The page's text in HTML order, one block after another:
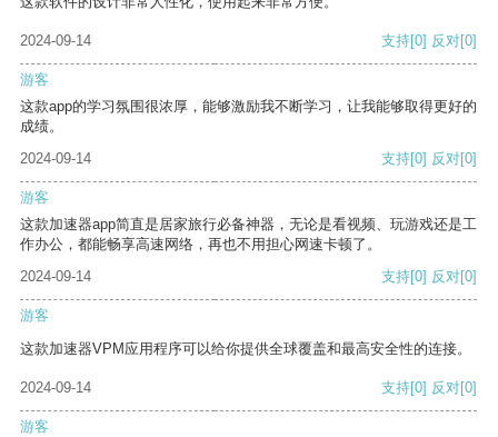
2024-09-14 支持[0] 反对[0]
游客
这款app的学习氛围很浓厚，能够激励我不断学习，让我能够取得更好的
成绩。
2024-09-14
支持[0] 反对[0]
游客
这款加速器app简直是居家旅行必备神器，无论是看视频、玩游戏还是工
作办公，都能畅享高速网络，再也不用担心网速卡顿了。
2024-09-14
支持[0] 反对[0]
游客
这款加速器VPM应用程序可以给你提供全球覆盖和最高安全性的连接。
2024-09-14 支持[0] 反对[0]
游客